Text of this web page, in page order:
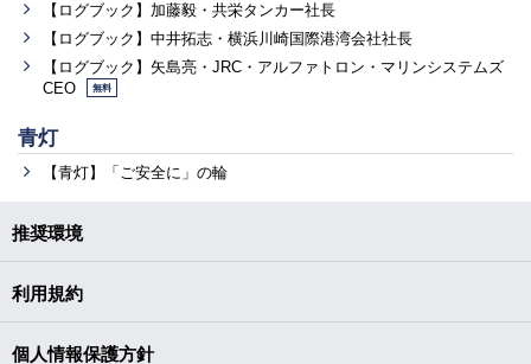
【ログブック】加藤毅・共栄タンカー社長
【ログブック】中井拓志・横浜川崎国際港湾会社社長
【ログブック】矢島亮・JRC・アルファトロン・マリンシステムズ
CEO
無料
青灯
【青灯】「ご安全に」の輪
推奨環境
利用規約
個人情報保護方針